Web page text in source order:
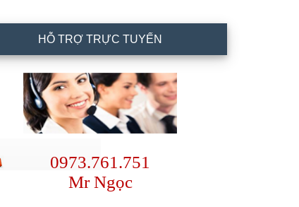
HỖ TRỢ TRỰC TUYẾN
0973.761.751
Mr Ngọc